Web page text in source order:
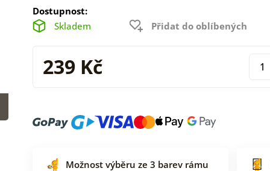
Dostupnost:
Skladem
Přidat do oblíbených
239 Kč
Možnost výběru ze 3 barev rámu